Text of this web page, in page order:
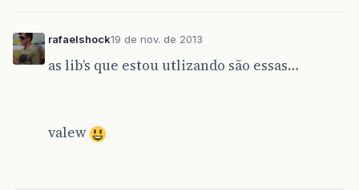
rafaelshock19 de nov. de 2013
as lib’s que estou utlizando são essas…
valew